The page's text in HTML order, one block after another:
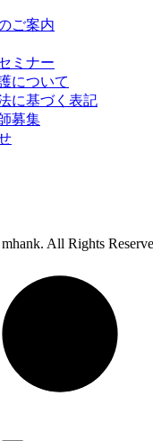
ご案内
ミナー
について
に基づく表記
募集
All Rights